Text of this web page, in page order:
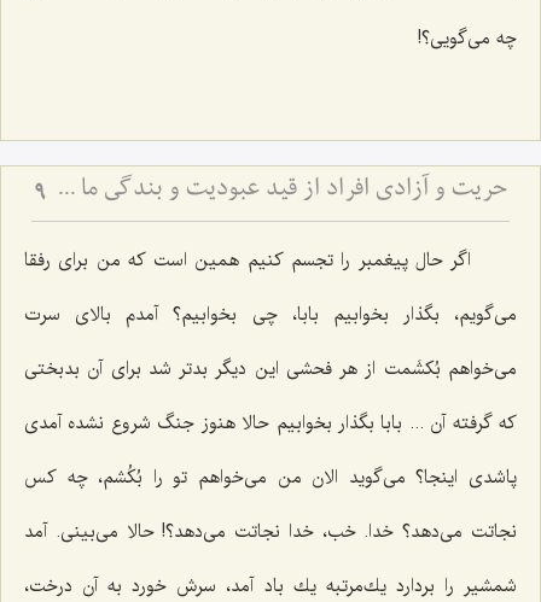
چه می‌گویی؟!
حریت و آزادى افراد از قید عبودیت و بندگى ما سوی اللَه 9
اگر حال پیغمبر را تجسم كنیم همین است كه من برای رفقا
می‌گویم، بگذار بخوابیم بابا، چی بخوابیم؟ آمدم بالای سرت
می‌خواهم بُكشَمت از هر فحشی این دیگر بدتر شد برای آن بدبختی
كه گرفته آن ... بابا بگذار بخوابیم حالا هنوز جنگ شروع نشده آمدی
پاشدی اینجا؟ می‌گوید الان من می‌خواهم تو را بُكُشم، چه كس
نجاتت می‌دهد؟ خدا. خب، خدا نجاتت می‌دهد؟! حالا می‌بینی. آمد
شمشیر را بردارد یك‌مرتبه یك باد آمد، سرش خورد به آن درخت،